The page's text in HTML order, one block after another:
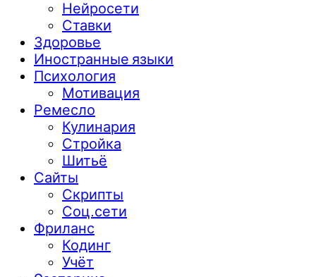
Нейросети
Ставки
Здоровье
Иностранные языки
Психология
Мотивация
Ремесло
Кулинария
Стройка
Шитьё
Сайты
Скрипты
Соц.сети
Фриланс
Кодинг
Учёт